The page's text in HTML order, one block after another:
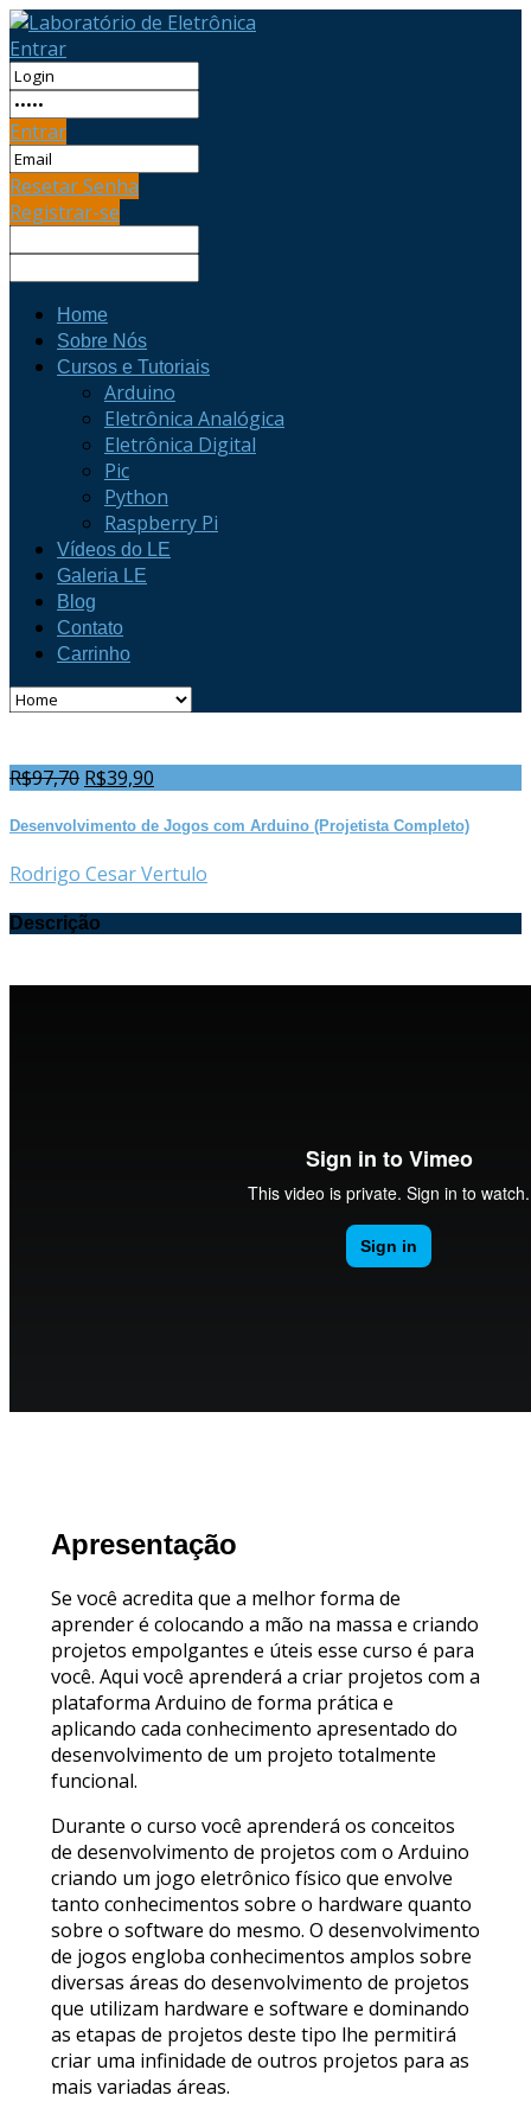
Entrar
Entrar
Resetar Senha
Registrar-se
Home
Sobre Nós
Cursos e Tutoriais
Arduino
Eletrônica Analógica
Eletrônica Digital
Pic
Python
Raspberry Pi
Vídeos do LE
Galeria LE
Blog
Contato
Carrinho
R$97,70 R$39,90
Desenvolvimento de Jogos com Arduino (Projetista Completo)
Rodrigo Cesar Vertulo
Descrição
Apresentação
Se você acredita que a melhor forma de
aprender é colocando a mão na massa e criando
projetos empolgantes e úteis esse curso é para
você. Aqui você aprenderá a criar projetos com a
plataforma Arduino de forma prática e
aplicando cada conhecimento apresentado do
desenvolvimento de um projeto totalmente
funcional.
Durante o curso você aprenderá os conceitos
de desenvolvimento de projetos com o Arduino
criando um jogo eletrônico físico que envolve
tanto conhecimentos sobre o hardware quanto
sobre o software do mesmo. O desenvolvimento
de jogos engloba conhecimentos amplos sobre
diversas áreas do desenvolvimento de projetos
que utilizam hardware e software e dominando
as etapas de projetos deste tipo lhe permitirá
criar uma infinidade de outros projetos para as
mais variadas áreas.